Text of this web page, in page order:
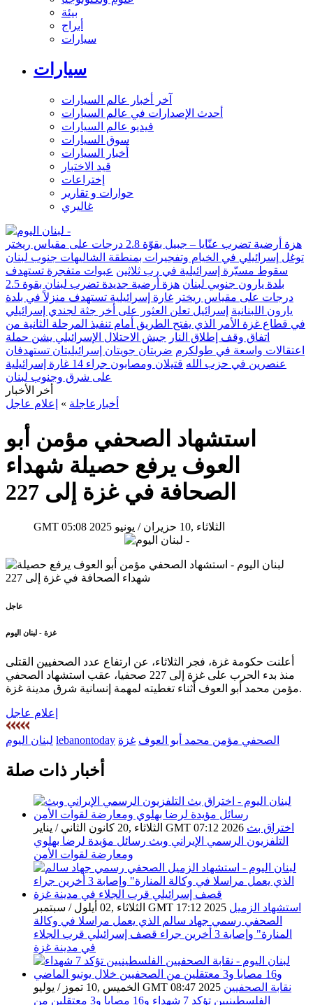
بيئة
أبراج
سيارات
سيارات
آخر أخبار عالم السيارات
أحدث الإصدارات في عالم السيارات
فيديو عالم السيارات
سوق السيارات
أخبار السيارات
قيد الاختبار
إختراعات
حوارات و تقارير
غاليري
هزة أرضية تضرب عنّايا – جبيل بقوّة 2.8 درجات على مقياس ريختر
توغل إسرائيلي في الخيام وتفجيرات بمنطقة الشاليهات جنوب لبنان
سقوط مسيّرة إسرائيلية في رب ثلاثين عبوات متفجرة تستهدف
بلدة يارون جنوبي لبنان
هزة أرضية جديدة تضرب لبنان بقوة 2.5
درجات على مقياس ريختر غارة إسرائيلية تستهدف منزلاً في بلدة
يارون اللبنانية إسرائيل تعلن العثور على أخر جثة لجندي إسرائيلي
في قطاع غزة الأمر الذي يفتح الطريق أمام تنفيذ المرحلة الثانية من
اتفاق وقف إطلاق النار جيش الاحتلال الإسرائيلي يشن حملة
اعتقالات واسعة في طولكرم ضربتان جويتان إسرائيليتان تستهدفان
عنصرين في حزب الله
قتيلان ومصابون جراء 14 غارة إسرائيلية
على شرق وجنوب لبنان
أخر الأخبار
أخبارعاجلة » إعلام عاجل
استشهاد الصحفي مؤمن أبو
العوف يرفع حصيلة شهداء
الصحافة في غزة إلى 227
GMT 05:08 2025 الثلاثاء ,10 حزيران / يونيو
عاجل
غزة - لبنان اليوم
أعلنت حكومة غزة، فجر الثلاثاء، عن ارتفاع عدد الصحفيين القتلى
منذ بدء الحرب على غزة إلى 227 صحفيا، عقب استشهاد الصحفي
مؤمن محمد أبو العوف أثناء تغطيته لمهمة إنسانية شرق مدينة غزة.
إعلام عاجل
لبنان اليوم lebanontoday الصحفي مؤمن محمد أبو العوف غزة
أخبار ذات صلة
الثلاثاء ,20 كانون الثاني / يناير GMT 07:12 2026 اختراق بث
التلفزيون الرسمي الإيراني وبث رسائل مؤيدة لرضا بهلوي
ومعارضة لقوات الأمن
الثلاثاء ,02 أيلول / سبتمبر GMT 17:12 2025 استشهاد الزميل
الصحفي رسمي جهاد سالم الذي يعمل مراسلا في وكالة
المنارة" وإصابة 3 أخرين جراء قصف إسرائيلي قرب الجلاء
في مدينة غزة
الخميس ,10 تموز / يوليو GMT 08:47 2025 نقابة الصحفيين
الفلسطينيين تؤكد 7 شهداء و16 مصابا و3 معتقلين من